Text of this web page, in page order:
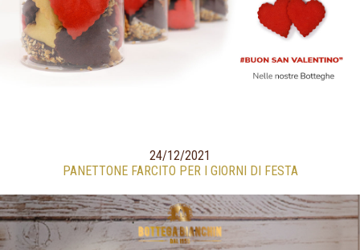
24/12/2021
PANETTONE FARCITO PER I GIORNI DI FESTA